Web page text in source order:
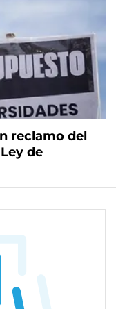
reclamo del
de